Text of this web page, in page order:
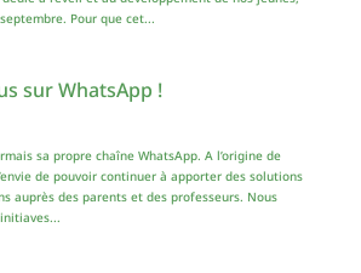
Pour que cet...
sur WhatsApp !
sa propre chaîne WhatsApp. A l’origine de
de pouvoir continuer à apporter des solutions
auprès des parents et des professeurs. Nous